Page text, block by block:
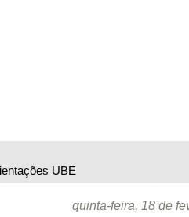
UBE
quinta-feira, 18 de